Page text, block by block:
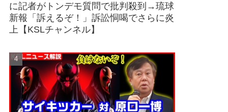
に記者がトンデモ質問で批判殺到→琉球
新報「訴えるぞ！」訴訟恫喝でさらに炎
上【KSLチャンネル】